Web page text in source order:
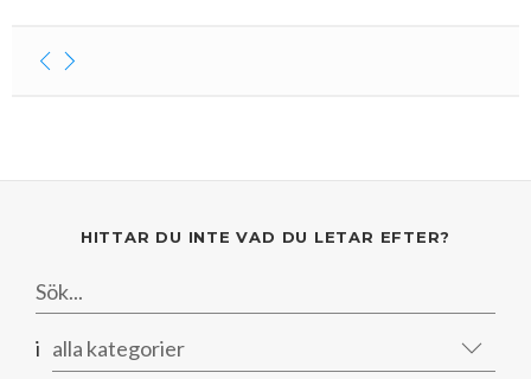
HITTAR DU INTE VAD DU LETAR EFTER?
i alla kategorier